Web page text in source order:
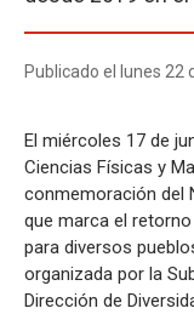
Publicado el lunes 22
El miércoles 17 de
Ciencias Físicas y
conmemoración del
que marca el
para diversos
organizada por la
Dirección de